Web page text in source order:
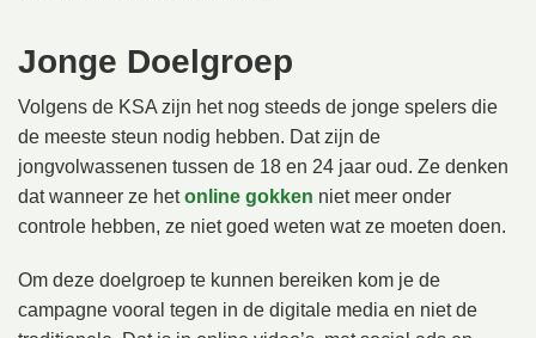
Jonge Doelgroep
Volgens de KSA zijn het nog steeds de jonge spelers die
de meeste steun nodig hebben. Dat zijn de
jongvolwassenen tussen de 18 en 24 jaar oud. Ze denken
dat wanneer ze hetonline gokken niet meer onder
controle hebben, ze niet goed weten wat ze moeten doen.
Om deze doelgroep te kunnen bereiken kom je de
campagne vooral tegen in de digitale media en niet de